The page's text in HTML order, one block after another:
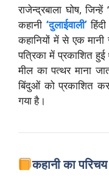
राजेन्द्रबाला घोष,
कहानी ‘दुलाईवाली’
कहानियों में से एक मानी
पत्रिका में प्रकाशित
मील का पत्थर माना
बिंदुओं को प्रकाशित
गया है।
कहानी का